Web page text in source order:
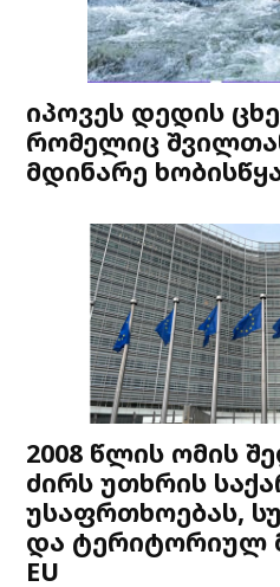
იპოვეს დედის
რომელიც
მდინარე
2008 წლის ომის
ძირს უთხრის
უსაფრთხოებას,
და ტერიტორიულ
EU